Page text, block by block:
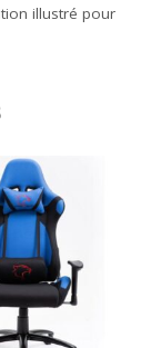
illustré pour